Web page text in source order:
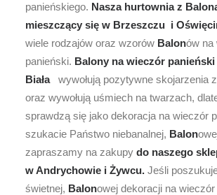
panieńskiego. Nasza hurtownia z
mieszczący się w Brzeszczu i
wiele rodzajów oraz wzorów Balonów na
panieński. Balony na wieczór
Biała wywołują pozytywne skojarzenia
oraz wywołują uśmiech na twarzach,
sprawdzą się jako dekoracja na wieczór
szukacie Państwo niebanalnej, Balon
zapraszamy na zakupy do naszego
w Andrychowie i Żywcu. Jeśli
świetnej, Balonowej dekoracji na